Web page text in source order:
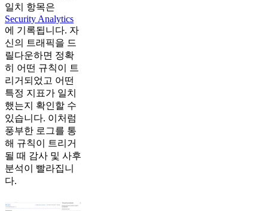
일치 항목은
Security Analytics
에 기록됩니다. 자
신의 트래픽을 드
릴다운하면 정확
히 어떤 규칙이 트
리거되었고 어떤
특정 지표가 일치
했는지 확인할 수
있습니다. 이처럼
풍부한 로그를 통
해 규칙이 트리거
될 때 감사 및 사후
분석이 빨라집니
다.